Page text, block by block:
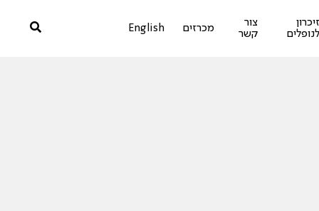
זיכרון
לנופלים
צור
קשר
מכרזים English